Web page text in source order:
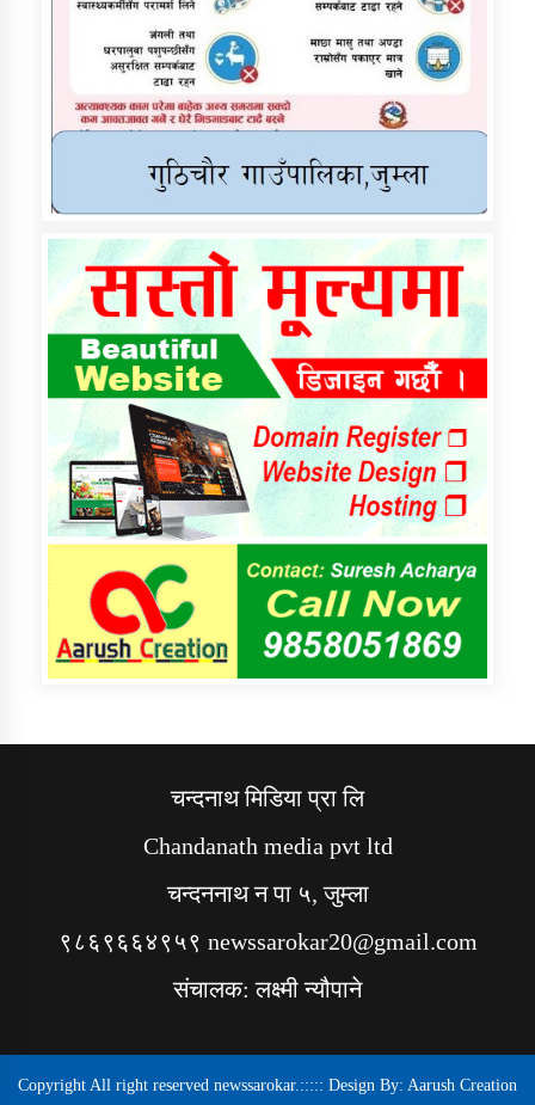
चन्दनाथ मिडिया प्रा लि
Chandanath media pvt ltd
चन्दननाथ न पा ५, जुम्ला
९८६९६६४९५९ newssarokar20@gmail.com
संचालक: लक्ष्मी न्यौपाने
Copyright All right reserved newssarokar.::::: Design By: Aarush Creation